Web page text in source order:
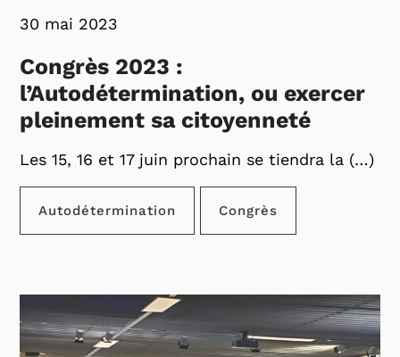
30 mai 2023
Congrès 2023 :
l’Autodétermination, ou exercer
pleinement sa citoyenneté
Les 15, 16 et 17 juin prochain se tiendra la (…)
Autodétermination Congrès